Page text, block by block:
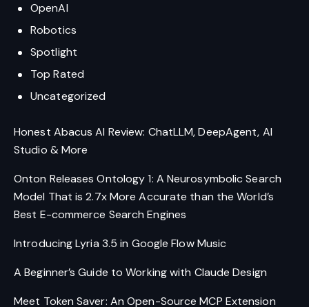
OpenAI
Robotics
Spotlight
Top Rated
Uncategorized
Honest Abacus AI Review: ChatLLM, DeepAgent, AI
Studio & More
Onton Releases Ontology 1: A Neurosymbolic Search
Model That is 2.7x More Accurate than the World’s
Best E-commerce Search Engines
Introducing Lyria 3.5 in Google Flow Music
A Beginner’s Guide to Working with Claude Design
Meet Token Saver: An Open-Source MCP Extension